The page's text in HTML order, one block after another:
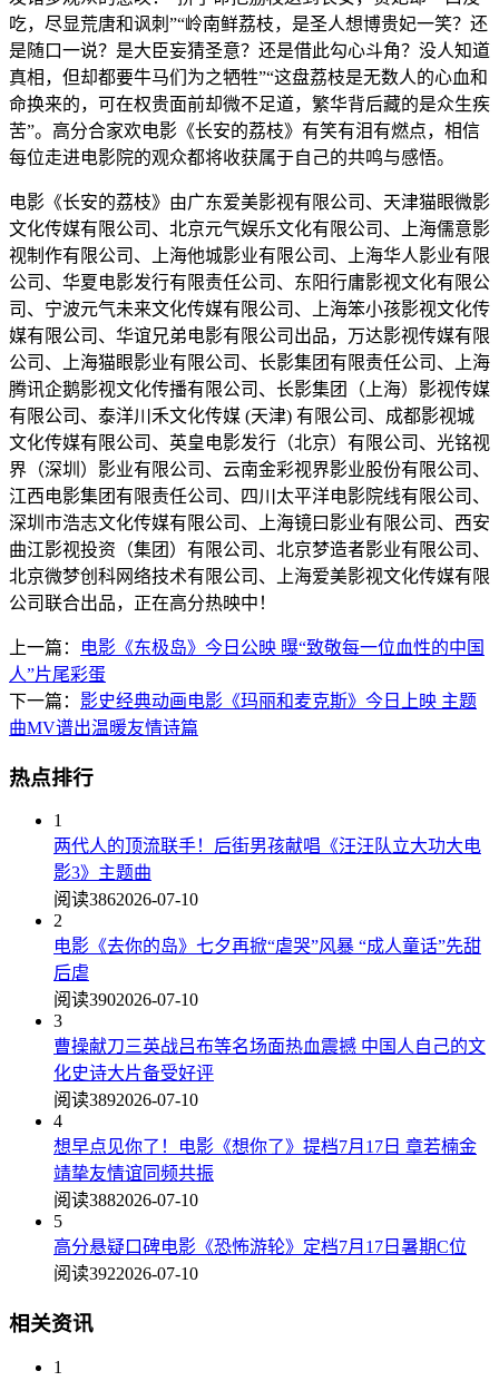
吃，尽显荒唐和讽刺”“岭南鲜荔枝，是圣人想博贵妃一笑？还
是随口一说？是大臣妄猜圣意？还是借此勾心斗角？没人知道
真相，但却都要牛马们为之牺牲”“这盘荔枝是无数人的心血和
命换来的，可在权贵面前却微不足道，繁华背后藏的是众生疾
苦”。高分合家欢电影《长安的荔枝》有笑有泪有燃点，相信
每位走进电影院的观众都将收获属于自己的共鸣与感悟。
电影《长安的荔枝》由广东爱美影视有限公司、天津猫眼微影
文化传媒有限公司、北京元气娱乐文化有限公司、上海儒意影
视制作有限公司、上海他城影业有限公司、上海华人影业有限
公司、华夏电影发行有限责任公司、东阳行庸影视文化有限公
司、宁波元气未来文化传媒有限公司、上海笨小孩影视文化传
媒有限公司、华谊兄弟电影有限公司出品，万达影视传媒有限
公司、上海猫眼影业有限公司、长影集团有限责任公司、上海
腾讯企鹅影视文化传播有限公司、长影集团（上海）影视传媒
有限公司、泰洋川禾文化传媒 (天津) 有限公司、成都影视城
文化传媒有限公司、英皇电影发行（北京）有限公司、光铭视
界（深圳）影业有限公司、云南金彩视界影业股份有限公司、
江西电影集团有限责任公司、四川太平洋电影院线有限公司、
深圳市浩志文化传媒有限公司、上海镜曰影业有限公司、西安
曲江影视投资（集团）有限公司、北京梦造者影业有限公司、
北京微梦创科网络技术有限公司、上海爱美影视文化传媒有限
公司联合出品，正在高分热映中！
上一篇：
电影《东极岛》今日公映 曝“致敬每一位血性的中国
人”片尾彩蛋
下一篇： 影史经典动画电影《玛丽和麦克斯》今日上映 主题
曲MV谱出温暖友情诗篇
热点排行
1
两代人的顶流联手！后街男孩献唱《汪汪队立大功大电
影3》主题曲
阅读3862026-07-10
2
电影《去你的岛》七夕再掀“虐哭”风暴 “成人童话”先甜
后虐
阅读3902026-07-10
3
曹操献刀三英战吕布等名场面热血震撼 中国人自己的文
化史诗大片备受好评
阅读3892026-07-10
4
想早点见你了！电影《想你了》提档7月17日 章若楠金
靖挚友情谊同频共振
阅读3882026-07-10
5
高分悬疑口碑电影《恐怖游轮》定档7月17日暑期C位
阅读3922026-07-10
相关资讯
1